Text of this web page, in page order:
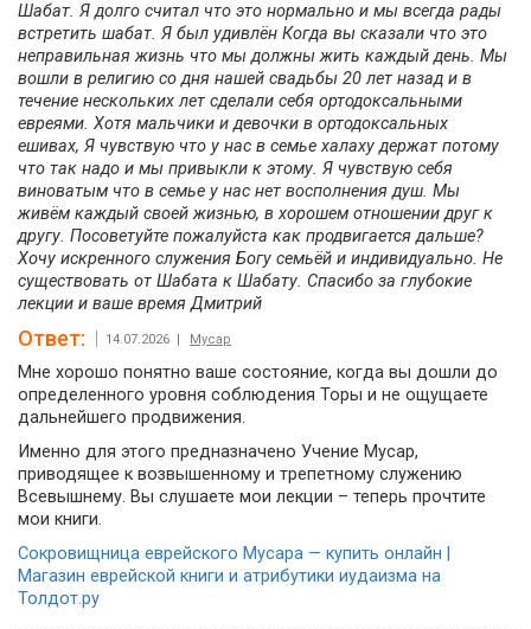
Шабат. Я долго считал что это нормально и мы всегда рады
встретить шабат. Я был удивлён Когда вы сказали что это
неправильная жизнь что мы должны жить каждый день. Мы
вошли в религию со дня нашей свадьбы 20 лет назад и в
течение нескольких лет сделали себя ортодоксальными
евреями. Хотя мальчики и девочки в ортодоксальных
ешивах, Я чувствую что у нас в семье халаху держат потому
что так надо и мы привыкли к этому. Я чувствую себя
виноватым что в семье у нас нет восполнения душ. Мы
живём каждый своей жизнью, в хорошем отношении друг к
другу. Посоветуйте пожалуйста как продвигается дальше?
Хочу искренного служения Богу семьёй и индивидуально. Не
существовать от Шабата к Шабату. Спасибо за глубокие
лекции и ваше время Дмитрий
Ответ: 14.07.2026 | Мусар
Мне хорошо понятно ваше состояние, когда вы дошли до
определенного уровня соблюдения Торы и не ощущаете
дальнейшего продвижения.
Именно для этого предназначено Учение Мусар,
приводящее к возвышенному и трепетному служению
Всевышнему. Вы слушаете мои лекции – теперь прочтите
мои книги.
Сокровищница еврейского Мусара — купить онлайн |
Магазин еврейской книги и атрибутики иудаизма на
Толдот.ру